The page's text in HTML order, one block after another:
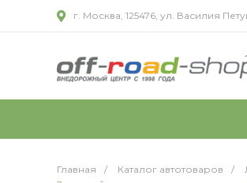
г. Москва, 125476, ул. Василия
Главная / Каталог автотоваров /